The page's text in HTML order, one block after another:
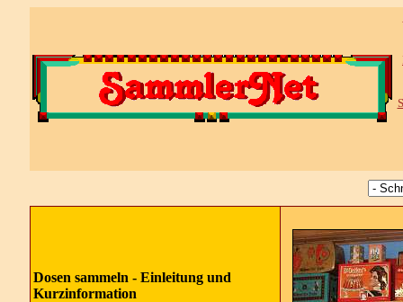
Dosen sammeln - Einleitung und
Kurzinformation